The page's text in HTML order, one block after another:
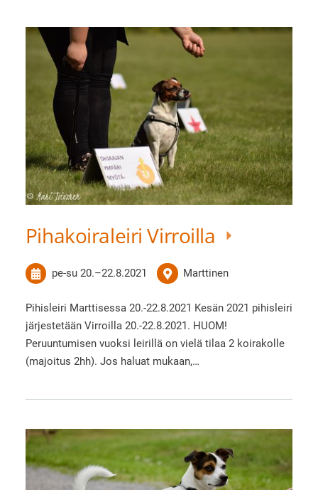
Pihakoiraleiri Virroilla
pe-su 20.–22.8.2021 Marttinen
Pihisleiri Marttisessa 20.-22.8.2021 Kesän 2021 pihisleiri
järjestetään Virroilla 20.-22.8.2021. HUOM!
Peruuntumisen vuoksi leirillä on vielä tilaa 2 koirakolle
(majoitus 2hh). Jos haluat mukaan,…